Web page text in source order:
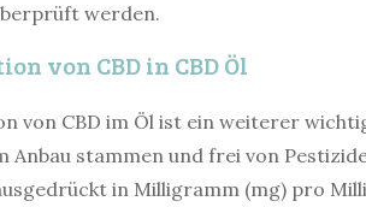
werden.
von CBD in CBD Öl
von CBD im Öl ist ein weiterer
Anbau stammen und frei von
in Milligramm (mg) pro